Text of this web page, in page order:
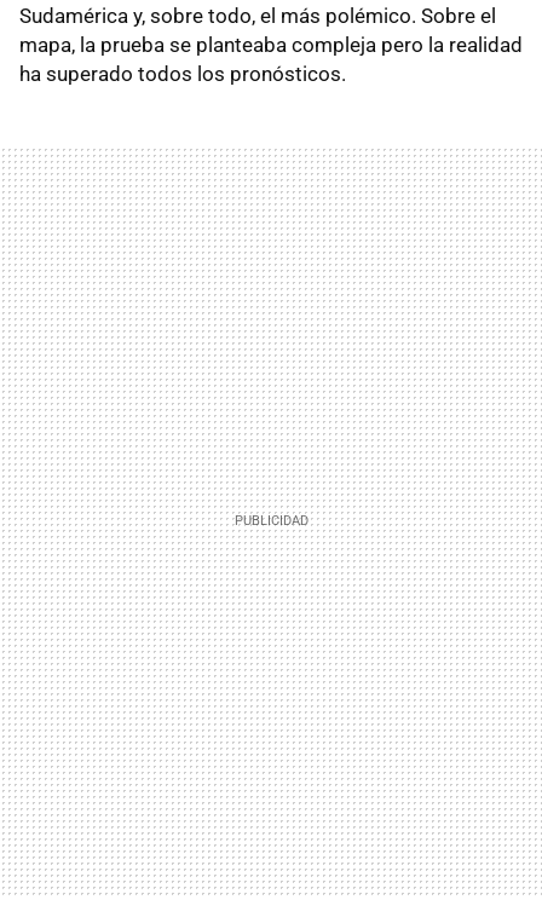
Sudamérica y, sobre todo, el más polémico. Sobre el
mapa, la prueba se planteaba compleja pero la realidad
ha superado todos los pronósticos.